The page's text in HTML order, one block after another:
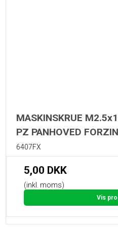
MASKINSKRUE
PZ PANHOVED
6407FX
5,00 DKK
(inkl. moms)
Vis